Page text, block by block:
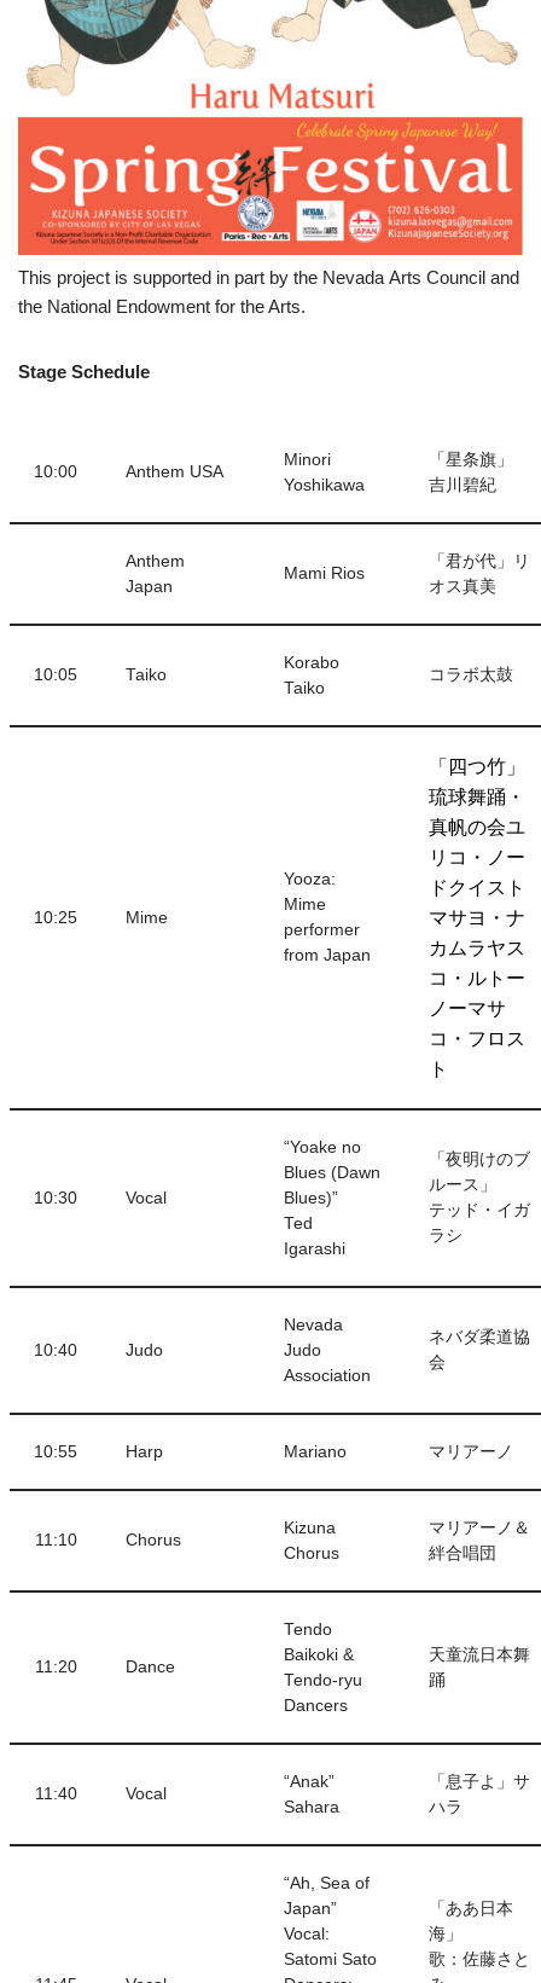
This project is supported in part by the Nevada Arts Council and
the National Endowment for the Arts.
Stage Schedule
10:00 Anthem USA
Minori
Yoshikawa
「星条旗」
吉川碧紀
Anthem
Japan
Mami Rios
「君が代」リ
オス真美
10:05 Taiko
Korabo
Taiko
コラボ太鼓
10:25 Mime
Yooza:
Mime
performer
from Japan
「四つ竹」
琉球舞踊・
真帆の会ユ
リコ・ノー
ドクイスト
マサヨ・ナ
カムラヤス
コ・ルトー
ノーマサ
コ・フロス
ト
10:30 Vocal
“Yoake no
Blues (Dawn
Blues)”
Ted
Igarashi
「夜明けのブ
ルース」
テッド・イガ
ラシ
10:40 Judo
Nevada
Judo
Association
ネバダ柔道協
会
10:55 Harp Mariano マリアーノ
11:10 Chorus
Kizuna
Chorus
マリアーノ＆
絆合唱団
11:20 Dance
Tendo
Baikoki &
Tendo-ryu
Dancers
天童流日本舞
踊
11:40 Vocal
“Anak”
Sahara
「息子よ」サ
ハラ
“Ah, Sea of
Japan”
Vocal:
Satomi Sato
「ああ日本
海」
歌：佐藤さと